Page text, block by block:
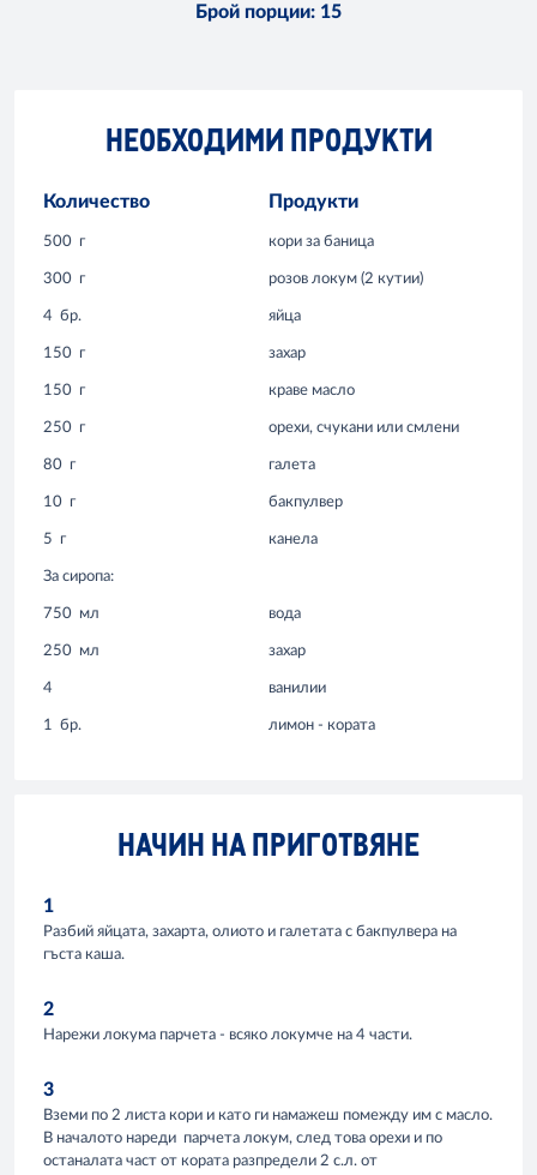
Брой порции: 15
НЕОБХОДИМИ ПРОДУКТИ
Количество Продукти
500 г кори за баница
300 г розов локум (2 кутии)
4 бр. яйца
150 г захар
150 г краве масло
250 г орехи, счукани или смлени
80 г галета
10 г бакпулвер
5 г канела
За сиропа:
750 мл вода
250 мл захар
4 ванилии
1 бр. лимон - кората
НАЧИН НА ПРИГОТВЯНЕ
1
Разбий яйцата, захарта, олиото и галетата с бакпулвера на
гъста каша.
2
Нарежи локума парчета - всяко локумче на 4 части.
3
Вземи по 2 листа кори и като ги намажеш помежду им с масло.
В началото нареди парчета локум, след това орехи и по
останалата част от кората разпредели 2 с.л. от